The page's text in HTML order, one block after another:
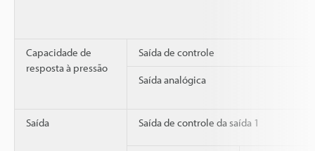
Capacidade de
resposta à pressão
Saída de controle
Saída analógica
Saída Saída de controle da saída 1